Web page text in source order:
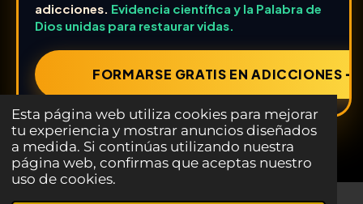
Esta página web utiliza cookies para mejorar
tu experiencia y mostrar anuncios diseñados
a medida. Si continúas utilizando nuestra
página web, confirmas que aceptas nuestro
uso de cookies.
adicciones. Evidencia científica y la Palabra de
Dios unidas para restaurar vidas.
FORMARSE GRATIS EN ADICCIONES ➔